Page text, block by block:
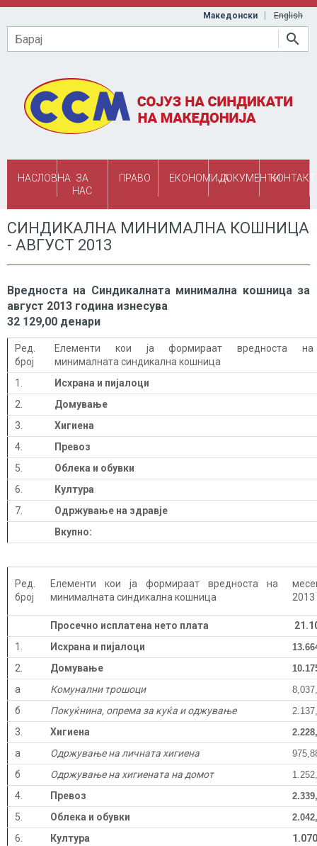
Skip to main content
Македонски English
Барај
НАСЛОВНА ЗА
НАС
ПРАВО ЕКОНОМИЈАДОКУМЕНТИКОНТАКТ
СИНДИКАЛНА МИНИМАЛНА КОШНИЦА
- АВГУСТ 2013
Вредноста на Синдикалната минимална кошница за
август 2013 година изнесува
32 129,00 денари
Ред.
број
Елементи кои ја формираат вредноста на
минималната синдикална кошница
1.
Исхрана и пијалоци
2.
Домување
3.
Хигиена
4.
Превоз
5.
Облека и обувки
6.
Култура
7.
Одржување на здравје
Вкупно:
Ред.
број
Елементи кои ја формираат вредноста на
минималната синдикална кошница
2013
Просечно исплатена нето плата
1.
Исхрана и пијалоци
2. Домување
а Комунални трошоци
б Покуќнина, опрема за куќа и оджување
3. Хигиена
а Одржување на личната хигиена
б Одржување на хигиената на домот
4. Превоз
5. Облека и обувки
6. Култура